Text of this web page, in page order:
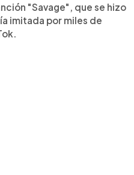
"Savage", que se hizo
imitada por miles de